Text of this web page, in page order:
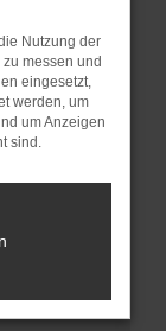
Stand
dazu
nicht mehr
versucht
der
Nutzung der
messen und
eingesetzt,
werden, um
um Anzeigen
sind.